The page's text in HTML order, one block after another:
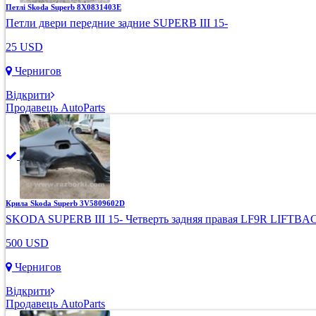
Петлі Skoda Superb 8X0831403E
Петли двери передние задние SUPERB III 15-
25 USD
Чернигов
Відкрити
Продавець AutoParts
Крила Skoda Superb 3V5809602D
SKODA SUPERB III 15- Четверть задняя правая LF9R
500 USD
Чернигов
Відкрити
Продавець AutoParts